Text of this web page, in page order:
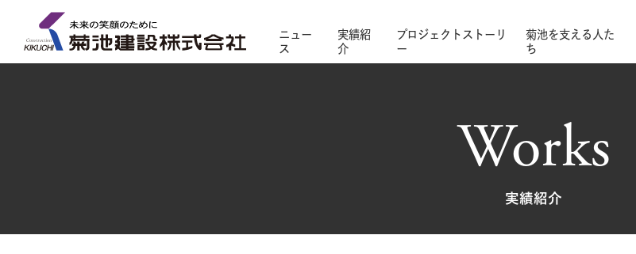
ニュー
ス
実績紹
介
プロジェクトストーリ
ー
菊池を支える人た
ち
Works
実績紹介